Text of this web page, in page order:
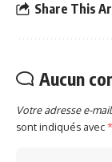
Share This
Aucun
Votre adresse e-
sont indiqués avec*